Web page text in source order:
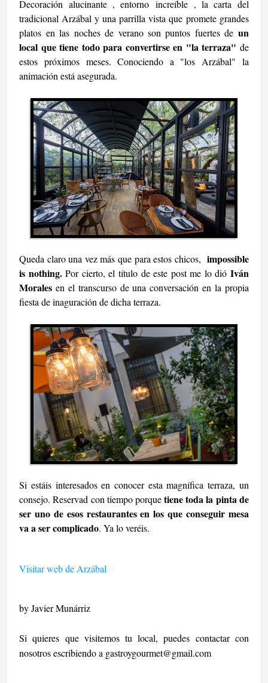
Decoración alucinante , entorno increíble, la carta del
tradicional Arzábal y una parrilla vista que promete grandes
platos en las noches de verano son puntos fuertes de un
local que tiene todo para convertirse en "la terraza" de
estos próximos meses. Conociendo a "los Arzábal" la
animación está asegurada.
Queda claro una vez más que para estos chicos, impossible
is nothing.Por cierto, el título de este post me lo dió Iván
Morales en el transcurso de una conversación en la propia
fiesta de inaguración de dicha terraza.
Si estáis interesados en conocer esta magnífica terraza, un
consejo. Reservad con tiempo porquetiene toda la pinta de
ser uno de esos restaurantes en los que conseguir mesa
va a ser complicado. Ya lo veréis.
Visitar web de Arzábal
by Javier Munárriz
Si quieres que visitemos tu local, puedes contactar con
nosotros escribiendo a gastroygourmet@gmail.com